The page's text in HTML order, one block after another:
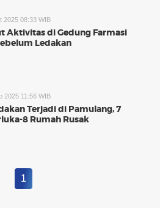
2025 08:33 WIB
Aktivitas di Gedung Farmasi
Ledakan
2025 11:56 WIB
Terjadi di Pamulang, 7
8 Rumah Rusak
1